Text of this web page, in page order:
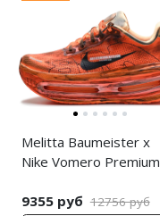
Melitta Baumeister x
Nike Vomero Premium
9355 руб 12756 руб